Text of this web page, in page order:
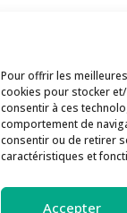
Pour offrir les
cookies pour stocker
consentir à ces
comportement de
consentir ou de retirer
caractéristiques et
Accepter